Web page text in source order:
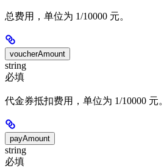
总费用，单位为 1/10000 元。
voucherAmount
string
必填
代金券抵扣费用，单位为 1/10000 元。
payAmount
string
必填